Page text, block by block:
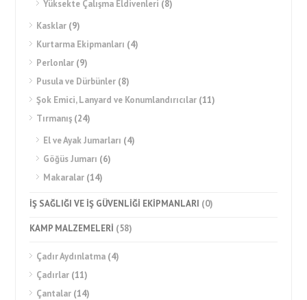
Yüksekte Çalışma Eldivenleri (8)
Kasklar (9)
Kurtarma Ekipmanları (4)
Perlonlar (9)
Pusula ve Dürbünler (8)
Şok Emici, Lanyard ve Konumlandırıcılar (11)
Tırmanış (24)
El ve Ayak Jumarları (4)
Göğüs Jumarı (6)
Makaralar (14)
İŞ SAĞLIĞI VE İŞ GÜVENLİĞİ EKİPMANLARI (0)
KAMP MALZEMELERİ (58)
Çadır Aydınlatma (4)
Çadırlar (11)
Çantalar (14)